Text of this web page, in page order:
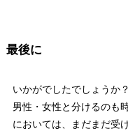
最後に
いかがでしたでしょうか？
男性・女性と分けるのも
においては、まだまだ受